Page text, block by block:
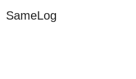
SameLog